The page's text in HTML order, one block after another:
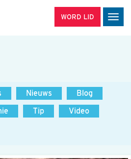
WORD LID
Nieuws
Blog
Tip
Video